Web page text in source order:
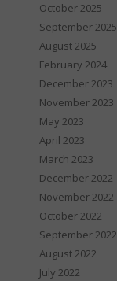
October 2025
September 2025
August 2025
February 2024
December 2023
November 2023
May 2023
April 2023
March 2023
December 2022
November 2022
October 2022
September 2022
August 2022
July 2022